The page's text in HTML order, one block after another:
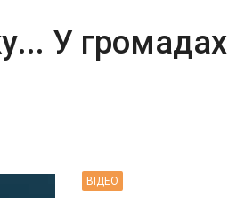
У громадах
ВIДЕО